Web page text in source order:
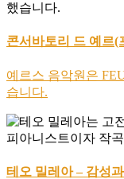
콘서바토리 드 예르(
예르스 음악원은
습니다.
테오 밀레아 – 감성